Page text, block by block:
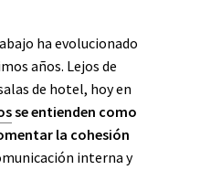
ha evolucionado
años. Lejos de
de hotel, hoy en
se entienden como
la cohesión
interna y